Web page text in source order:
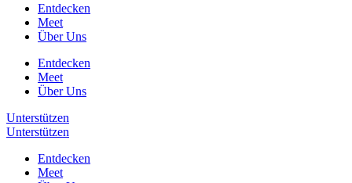
Entdecken
Meet
Über Uns
Entdecken
Meet
Über Uns
Unterstützen
Unterstützen
Entdecken
Meet